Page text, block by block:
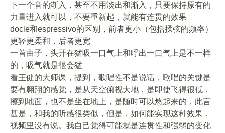
下一个音的渐入，甚至不用淡出和渐入，只要保持原有的
力量进入就可以，不要重新起，就能有连贯的效果
docle和espressivo的区别，前者更小（包括揉弦的频率）
更轻更柔和，后者更宽
一首曲子，头开在猛吸一口气上和呼出一口气上是不一样
的，吸气就是很会猛
看王健的大师课，提到，歌唱性不是说话，歌唱的关键是
要有翱翔的感觉，是从天空俯视大地，是即使飞得很低，
擦到地面，也不是坐在地上，是随时可以悠起来的，此言
甚是，和我的听感很类似，但是，如何能实现这种效果，
视频里没有说。我自己觉得可能就是连贯性和强弱的变化